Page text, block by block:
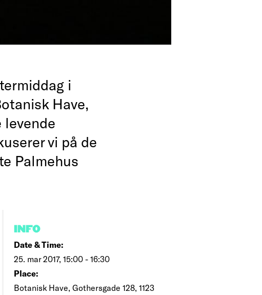
i
Have,
levende
vi på de
Palmehus
INFO
Date & Time:
25. mar 2017, 15:00 - 16:30
Place:
Botanisk Have, Gothersgade 128, 1123